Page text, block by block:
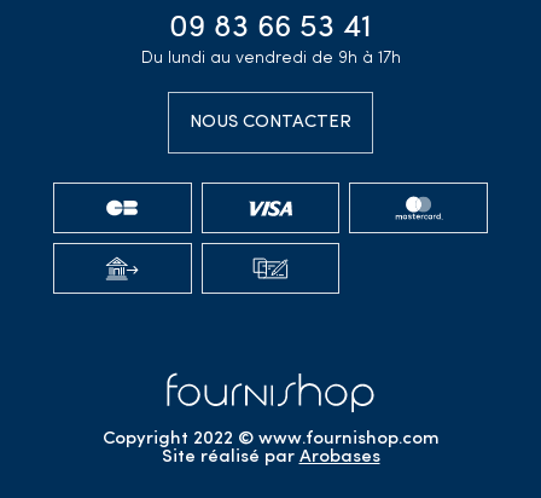
09 83 66 53 41
Du lundi au vendredi de 9h à 17h
NOUS CONTACTER
Copyright 2022 © www.fournishop.com
Site réalisé par Arobases